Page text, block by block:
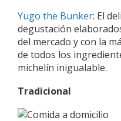
Yugo the Bunker: El
degustación
del mercado y con la
de todos los
michelín inigualable.
Tradicional